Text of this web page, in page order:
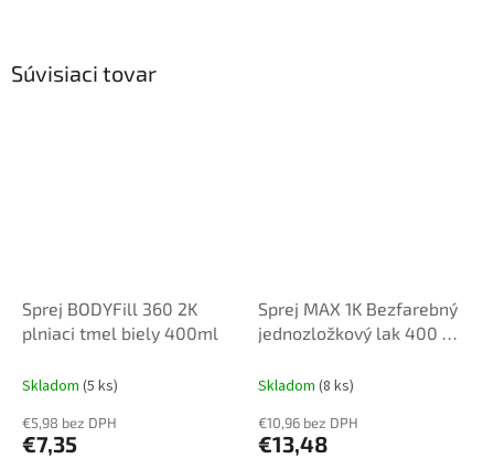
Súvisiaci tovar
Sprej BODYFill 360 2K
plniaci tmel biely 400ml
Skladom (5 ks)
€5,98 bez DPH
€7,35
Sprej MAX 1K Bezfarebný
jednozložkový lak 400 ml
Skladom (8 ks)
€10,96 bez DPH
€13,48